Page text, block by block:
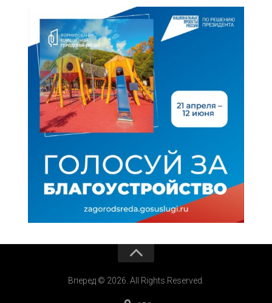
Вперед © 2026. All Rights Reserved.